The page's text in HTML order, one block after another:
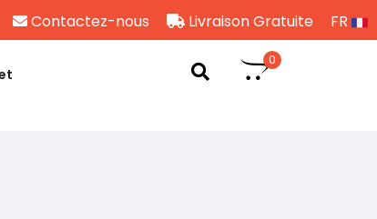
Contactez-nous Livraison Gratuite FR
0